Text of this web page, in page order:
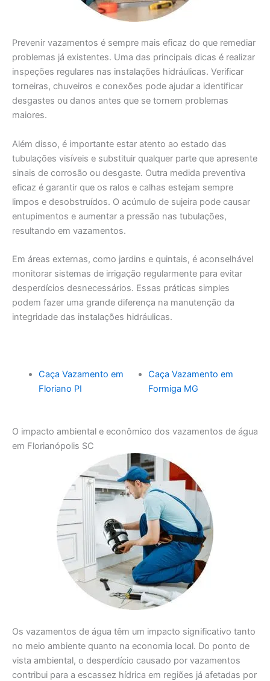
Prevenir vazamentos é sempre mais eficaz do que remediar
problemas já existentes. Uma das principais dicas é realizar
inspeções regulares nas instalações hidráulicas. Verificar
torneiras, chuveiros e conexões pode ajudar a identificar
desgastes ou danos antes que se tornem problemas
maiores.
Além disso, é importante estar atento ao estado das
tubulações visíveis e substituir qualquer parte que apresente
sinais de corrosão ou desgaste. Outra medida preventiva
eficaz é garantir que os ralos e calhas estejam sempre
limpos e desobstruídos. O acúmulo de sujeira pode causar
entupimentos e aumentar a pressão nas tubulações,
resultando em vazamentos.
Em áreas externas, como jardins e quintais, é aconselhável
monitorar sistemas de irrigação regularmente para evitar
desperdícios desnecessários. Essas práticas simples
podem fazer uma grande diferença na manutenção da
integridade das instalações hidráulicas.
Caça Vazamento em
Floriano PI
Caça Vazamento em
Formiga MG
O impacto ambiental e econômico dos vazamentos de água
em Florianópolis SC
Os vazamentos de água têm um impacto significativo tanto
no meio ambiente quanto na economia local. Do ponto de
vista ambiental, o desperdício causado por vazamentos
contribui para a escassez hídrica em regiões já afetadas por